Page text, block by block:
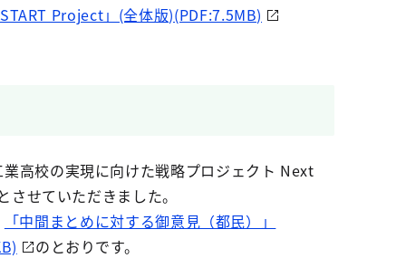
Project」(全体版)(PDF:7.5MB)
高校の実現に向けた戦略プロジェクト Next
せていただきました。
「中間まとめに対する御意見（都民）」
のとおりです。